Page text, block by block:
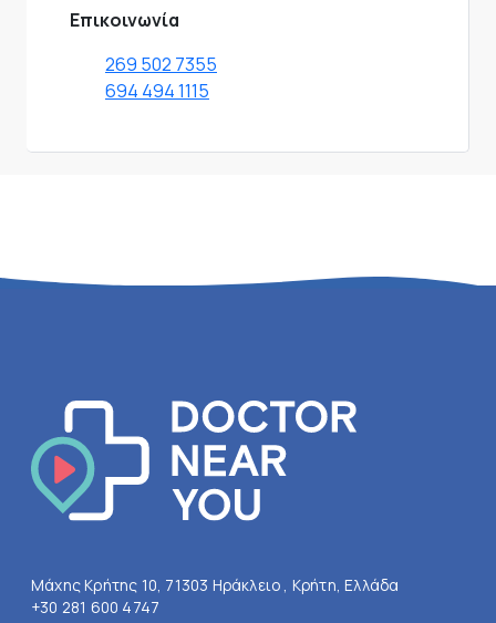
Επικοινωνία
269 502 7355
694 494 1115
Μάχης Κρήτης 10, 71303 Ηράκλειο , Κρήτη, Ελλάδα
+30 281 600 4747